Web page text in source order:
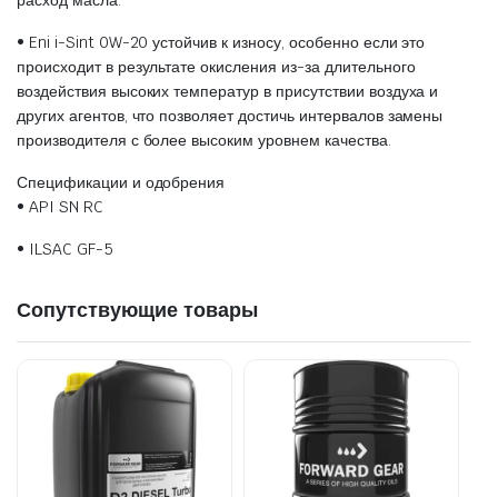
• Eni i-Sint 0W-20 устойчив к износу, особенно если это
происходит в результате окисления из-за длительного
воздействия высоких температур в присутствии воздуха и
других агентов, что позволяет достичь интервалов замены
производителя с более высоким уровнем качества.
Спецификации и одобрения
• API SN RC
• ILSAC GF-5
Сопутствующие товары